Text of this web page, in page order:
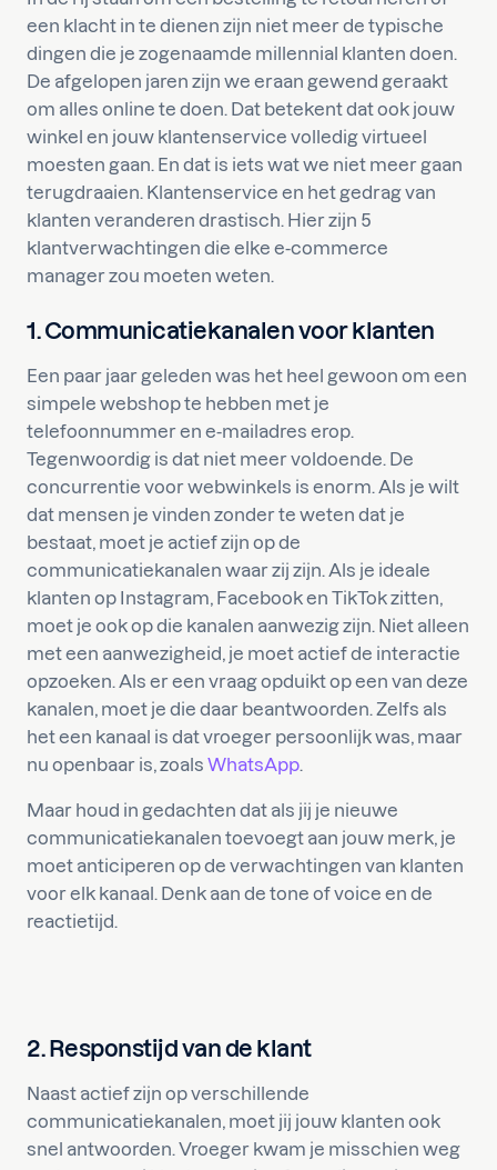
een klacht in te dienen zijn niet meer de typische
dingen die je zogenaamde millennial klanten doen.
De afgelopen jaren zijn we eraan gewend geraakt
om alles online te doen. Dat betekent dat ook jouw
winkel en jouw klantenservice volledig virtueel
moesten gaan. En dat is iets wat we niet meer gaan
terugdraaien. Klantenservice en het gedrag van
klanten veranderen drastisch. Hier zijn 5
klantverwachtingen die elke e-commerce
manager zou moeten weten.
1. Communicatiekanalen voor klanten
Een paar jaar geleden was het heel gewoon om een
simpele webshop te hebben met je
telefoonnummer en e-mailadres erop.
Tegenwoordig is dat niet meer voldoende. De
concurrentie voor webwinkels is enorm. Als je wilt
dat mensen je vinden zonder te weten dat je
bestaat, moet je actief zijn op de
communicatiekanalen waar zij zijn. Als je ideale
klanten op Instagram, Facebook en TikTok zitten,
moet je ook op die kanalen aanwezig zijn. Niet alleen
met een aanwezigheid, je moet actief de interactie
opzoeken. Als er een vraag opduikt op een van deze
kanalen, moet je die daar beantwoorden. Zelfs als
het een kanaal is dat vroeger persoonlijk was, maar
nu openbaar is, zoals WhatsApp.
Maar houd in gedachten dat als jij je nieuwe
communicatiekanalen toevoegt aan jouw merk, je
moet anticiperen op de verwachtingen van klanten
voor elk kanaal. Denk aan de tone of voice en de
reactietijd.
2. Responstijd van de klant
Naast actief zijn op verschillende
communicatiekanalen, moet jij jouw klanten ook
snel antwoorden. Vroeger kwam je misschien weg